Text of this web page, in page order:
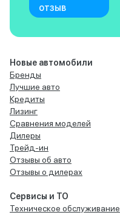
отзыв
Новые автомобили
Бренды
Лучшие авто
Кредиты
Лизинг
Сравнения моделей
Дилеры
Трейд-ин
Отзывы об авто
Отзывы о дилерах
Сервисы и ТО
Техническое обслуживание